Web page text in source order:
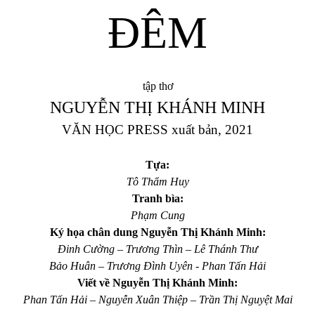
ĐÊM
tập thơ
NGUYỄN THỊ KHÁNH MINH
VĂN HỌC PRESS xuất bản, 2021
Tựa:
Tô Thẩm Huy
Tranh bìa:
Phạm Cung
Ký họa chân dung Nguyễn Thị Khánh Minh:
Đinh Cường – Trương Thìn – Lê Thánh Thư
Bảo Huân – Trương Đình Uyên - Phan Tấn Hải
Viết về Nguyễn Thị Khánh Minh:
Phan Tấn Hải – Nguyễn Xuân Thiệp – Trần Thị Nguyệt Mai